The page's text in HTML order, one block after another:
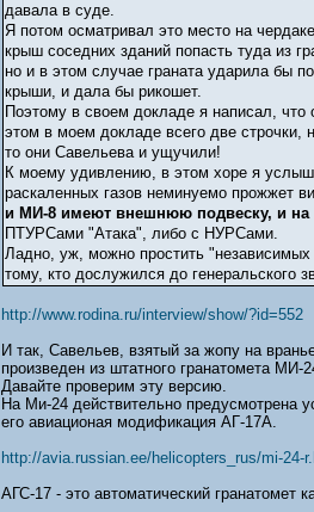
давала в суде.
Я потом осматривал это место на
крыш соседних зданий попасть туда из
но и в этом случае граната ударила бы
крыши, и дала бы рикошет.
Поэтому в своем докладе я написал, что
этом в моем докладе всего две строчки,
то они Савельева и ущучили!
К моему удивлению, в этом хоре я
раскаленных газов неминуемо прожжет
и МИ-8 имеют внешнюю подвеску, и на
ПТУРСами "Атака", либо с НУРСами.
Ладно, уж, можно простить
тому, кто дослужился до генеральского
http://www.rodina.ru/interview/show/?id=552
И так, Савельев, взятый за жопу на
произведен из штатного гранатомета МИ-
Давайте проверим эту версию.
На Ми-24 действительно предусмотрена
его авиационая модификация АГ-17А.
http://avia.russian.ee/helicopters_rus/mi-24-
АГС-17 - это автоматический гранатомет